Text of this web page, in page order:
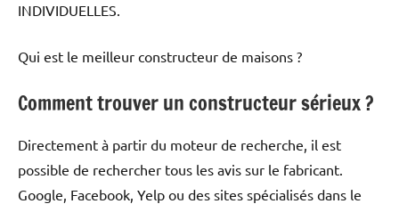
INDIVIDUELLES.
Qui est le meilleur constructeur de maisons ?
Comment trouver un constructeur sérieux ?
Directement à partir du moteur de recherche, il est
possible de rechercher tous les avis sur le fabricant.
Google, Facebook, Yelp ou des sites spécialisés dans le